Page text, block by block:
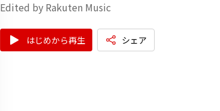
Edited by Rakuten Music
はじめから再生 シェア